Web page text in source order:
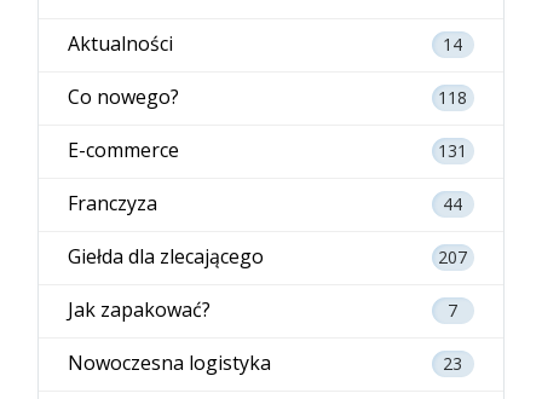
Aktualności 14
Co nowego? 118
E-commerce 131
Franczyza 44
Giełda dla zlecającego 207
Jak zapakować? 7
Nowoczesna logistyka 23